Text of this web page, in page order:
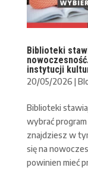
Biblioteki
instytucji
20/05/2026 |
Biblioteki
wybrać
znajdziesz w
się na
powinien mieć